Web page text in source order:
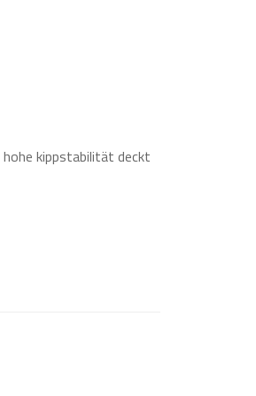
hohe kippstabilität deckt